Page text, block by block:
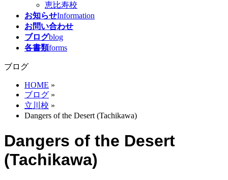
恵比寿校
お知らせInformation
お問い合わせ
ブログblog
各書類forms
ブログ
HOME »
ブログ »
立川校 »
Dangers of the Desert (Tachikawa)
Dangers of the Desert
(Tachikawa)